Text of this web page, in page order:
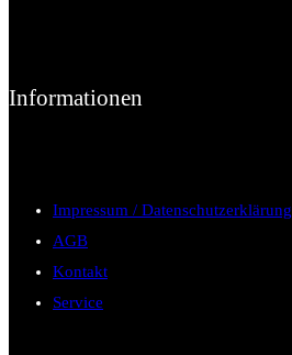
Informationen
Impressum / Datenschutzerklärung
AGB
Kontakt
Service